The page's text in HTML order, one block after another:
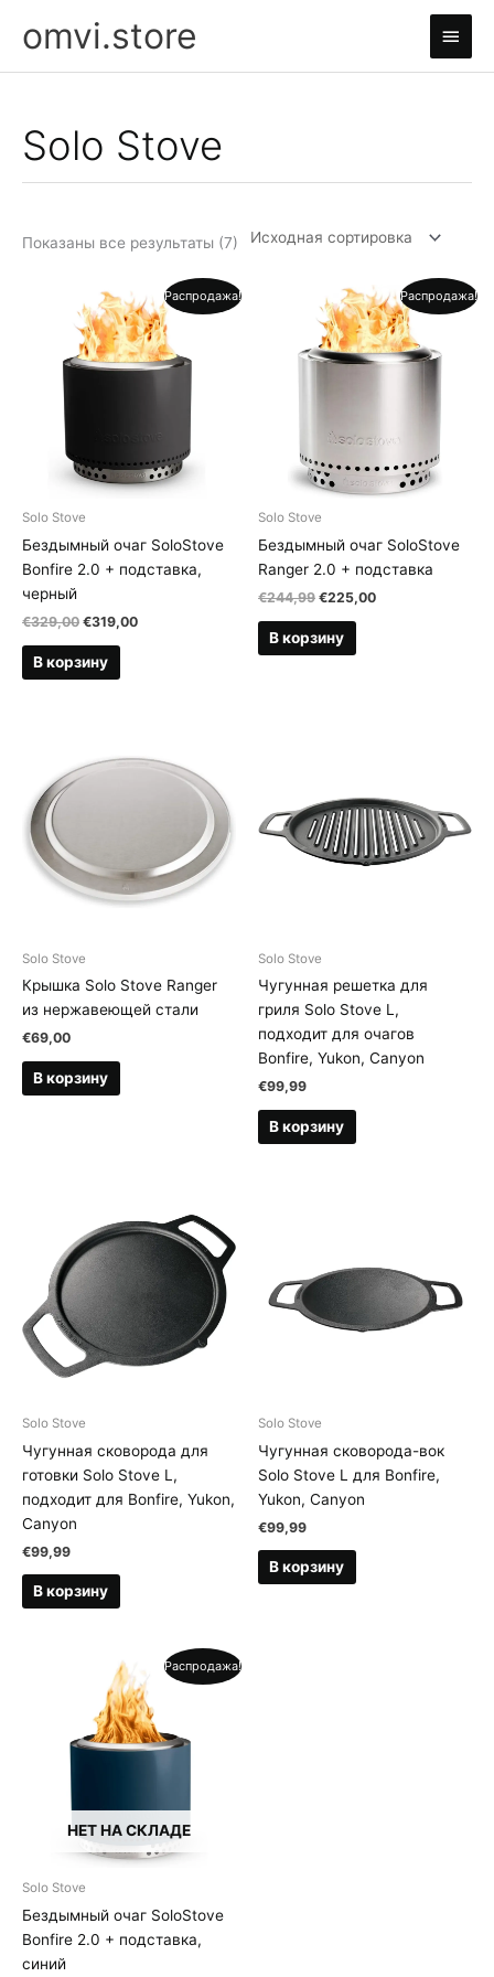
omvi.store
Solo Stove
Показаны все результаты (7)
Распродажа!
Solo Stove
Бездымный очаг SoloStove
Bonfire 2.0 + подставка,
черный
€329,00 Первоначальная
составляла
€329,00.
€319,00Текущая
В корзину
Распродажа!
Solo Stove
Бездымный очаг SoloStove
Ranger 2.0 + подставка
€244,99 Первоначальная
составляла
€244,99.
€225,00Текущая
В корзину
Solo Stove
Крышка Solo Stove Ranger
из нержавеющей стали
€69,00
В корзину
Solo Stove
Чугунная решетка для
гриля Solo Stove L,
подходит для очагов
Bonfire, Yukon, Canyon
€99,99
В корзину
Solo Stove
Чугунная сковорода для
готовки Solo Stove L,
подходит для Bonfire, Yukon,
Canyon
€99,99
В корзину
Solo Stove
Чугунная сковорода-вок
Solo Stove L для Bonfire,
Yukon, Canyon
€99,99
В корзину
Распродажа!
НЕТ НА СКЛАДЕ
Solo Stove
Бездымный очаг SoloStove
Bonfire 2.0 + подставка,
синий